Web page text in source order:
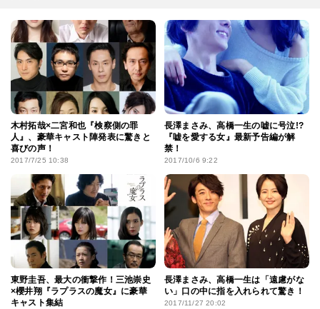
木村拓哉×二宮和也『検察側の罪
人』、豪華キャスト陣発表に驚きと
喜びの声！
2017/7/25 10:38
長澤まさみ、高橋一生の嘘に号泣!?
『嘘を愛する女』最新予告編が解
禁！
2017/10/6 9:22
東野圭吾、最大の衝撃作！三池崇史
×櫻井翔『ラプラスの魔女』に豪華
キャスト集結
長澤まさみ、高橋一生は「遠慮がな
い」口の中に指を入れられて驚き！
2017/11/27 20:02